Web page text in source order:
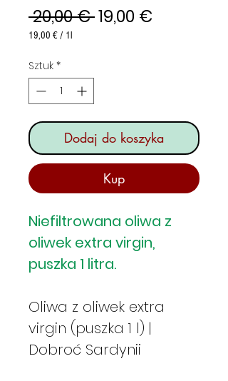
20,00 € Regularna
19,00 €
19,00 €/ 1l
za
1
Litrów
Sztuk *
Dodaj do koszyka
Kup
Niefiltrowana oliwa z
oliwek extra virgin,
puszka 1 litra.
Oliwa z oliwek extra
virgin (puszka 1 l) |
Dobroć Sardynii